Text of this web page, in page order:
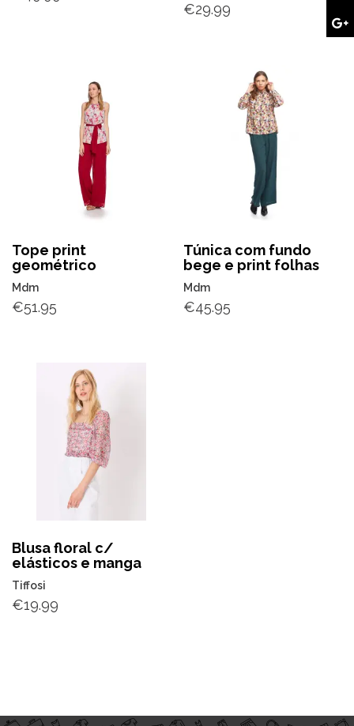
€29.99
Tope print
geométrico
Mdm
€51.95
Túnica com fundo
bege e print folhas
Mdm
€45.95
Blusa floral c/
elásticos e manga
Tiffosi
€19.99